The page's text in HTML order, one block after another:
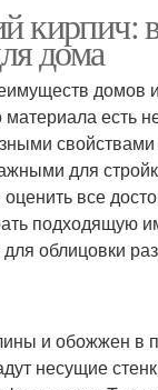
кирпич:
дома
домов
материала есть
свойствами
для
все
подходящую
облицовки
и обожжен в
несущие